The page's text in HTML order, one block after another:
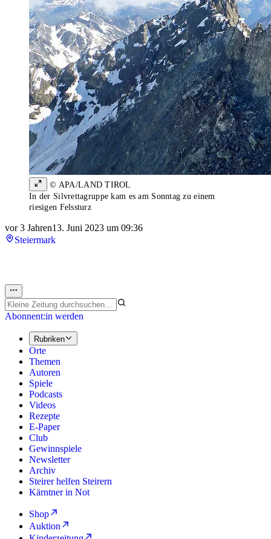
© APA/LAND TIROL
In der Silvrettagruppe kam es am Sonntag zu einem
riesigen Felssturz
vor 3 Jahren13. Juni 2023 um 09:36
Steiermark
Abonnent:in werden
Rubriken
Orte
Themen
Autoren
Spiele
Podcasts
Videos
Rezepte
E-Paper
Club
Gewinnspiele
Newsletter
Archiv
Steirer helfen Steirern
Kärntner in Not
Shop
Auktion